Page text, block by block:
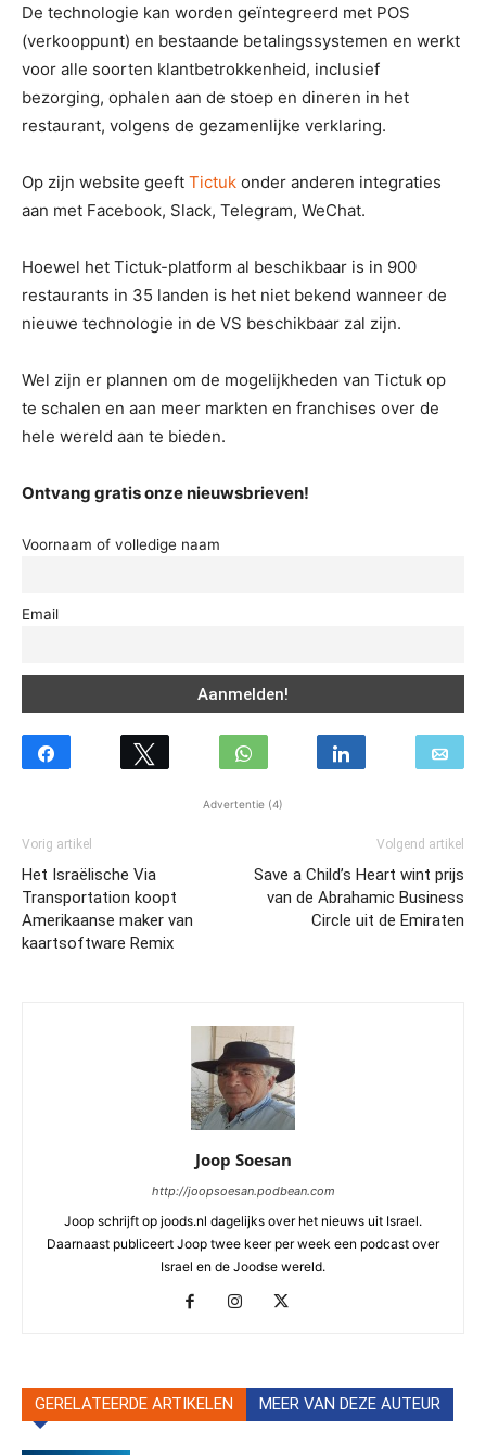
De technologie kan worden geïntegreerd met POS
(verkooppunt) en bestaande betalingssystemen en werkt
voor alle soorten klantbetrokkenheid, inclusief
bezorging, ophalen aan de stoep en dineren in het
restaurant, volgens de gezamenlijke verklaring.
Op zijn website geeft Tictuk onder anderen integraties
aan met Facebook, Slack, Telegram, WeChat.
Hoewel het Tictuk-platform al beschikbaar is in 900
restaurants in 35 landen is het niet bekend wanneer de
nieuwe technologie in de VS beschikbaar zal zijn.
Wel zijn er plannen om de mogelijkheden van Tictuk op
te schalen en aan meer markten en franchises over de
hele wereld aan te bieden.
Ontvang gratis onze nieuwsbrieven!
Voornaam of volledige naam
Email
Advertentie (4)
Vorig artikel
Het Israëlische Via
Transportation koopt
Amerikaanse maker van
kaartsoftware Remix
Volgend artikel
Save a Child’s Heart wint prijs
van de Abrahamic Business
Circle uit de Emiraten
Joop Soesan
http://joopsoesan.podbean.com
Joop schrijft op joods.nl dagelijks over het nieuws uit Israel.
Daarnaast publiceert Joop twee keer per week een podcast over
Israel en de Joodse wereld.
GERELATEERDE ARTIKELEN MEER VAN DEZE AUTEUR